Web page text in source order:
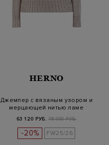
HERNO
Джемпер с вязаным узором и
мерцающей нитью ламе
63 120 РУБ. 78 900 РУБ.
-20% FW25/26